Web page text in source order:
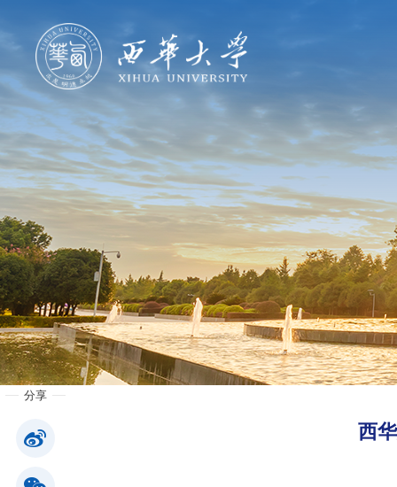
学校概况
机构设置
人才培养
科学研究
招生就业
合作交流
公共服务
分享
西